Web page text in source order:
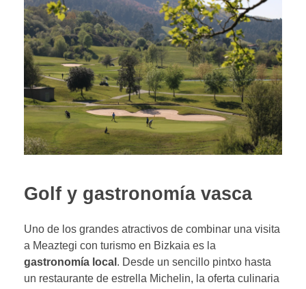
Golf y gastronomía vasca
Uno de los grandes atractivos de combinar una visita
a Meaztegi con turismo en Bizkaia es la
gastronomía local . Desde un sencillo pintxo hasta
un restaurante de estrella Michelin, la oferta culinaria